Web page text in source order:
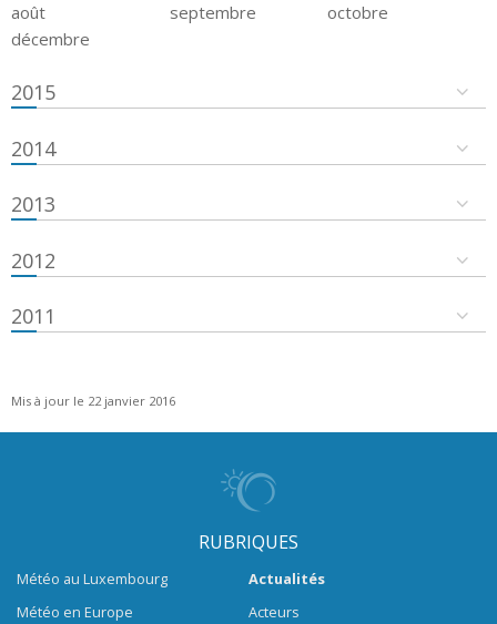
août
septembre
octobre
décembre
2015
2014
2013
2012
2011
Mis à jour le 22 janvier 2016
RUBRIQUES
Météo au Luxembourg
Météo en Europe
Actualités
Acteurs